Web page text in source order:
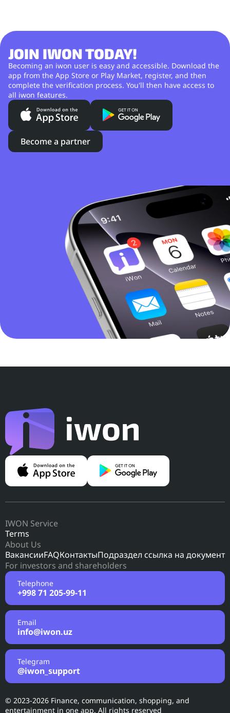
JOIN IWON TODAY!
Becoming an iwon user is easy and accessible. Download the
app from the App Store or Play Market, register, and then
complete the verification process. You'll then have access to
all iwon features.
Become a partner
IWON Service
Terms
About Us
ВакансииFAQКонтактыПодраздел ссылка на документ
For investors and shareholders
Telephone
+998 71 205-99-11
Email
info@iwon.uz
Telegram
@iwon_support
© 2023-2026 Finance, communication, shopping, and
entertainment in one app. All rights reserved